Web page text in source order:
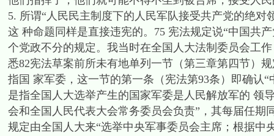
5. 所谓“人民民主制度下的人民军队接受共产党的绝对
这 种命题同样是直接违宪的。75 宪法规定说“中国共
个党政不分的规定。我当时在全国人大法制委员会工
悉82宪法草案前所未有地单列一节（第三章第四节）
指国 家军委，这一节的第一条（宪法第93条）即确认
是指全国人大选举产生的国家军委是人民解放军的 领
会和全国人民代表大会常务委员会负责”，其每届任
规定由全国人大来“选举中央军事委员会主席；根据